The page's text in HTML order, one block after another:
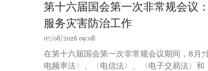
第十六届国会第一次非常规会议
服务灾害防治工作
07/08/2026 09:08
在第十六届国会第一次非常规会议期间，8月
电频率法〉、〈电信法〉、〈电子交易法〉